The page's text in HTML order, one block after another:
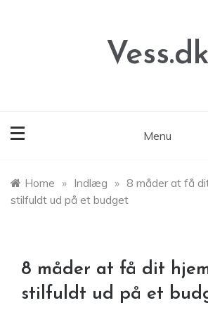
Vess.dk
Menu
Home » Indlæg » 8 måder at få
stilfuldt ud på et budget
8 måder at få dit
stilfuldt ud på et